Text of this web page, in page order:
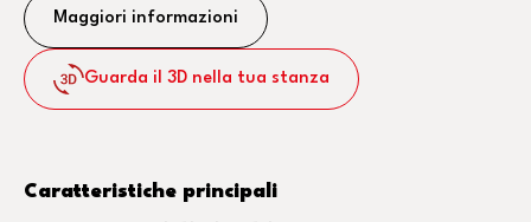
Maggiori informazioni
Guarda il 3D nella tua stanza
Caratteristiche principali